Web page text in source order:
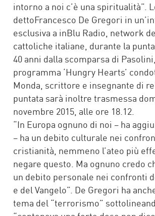
intorno a noi c’è una spiritualità”.
dettoFrancesco De Gregori in
esclusiva a inBlu Radio, network
cattoliche italiane, durante la
40 anni dalla scomparsa di
programma ‘Hungry Hearts’
Monda, scrittore e insegnante di
puntata sarà inoltre trasmessa
novembre 2015, alle ore 18.12.
“In Europa ognuno di noi – ha
– ha un debito culturale nei
cristianità, nemmeno l’ateo più
negare questo. Ma ognuno credo
un debito personale nei confronti
e del Vangelo”. De Gregori ha
tema del “terrorismo”